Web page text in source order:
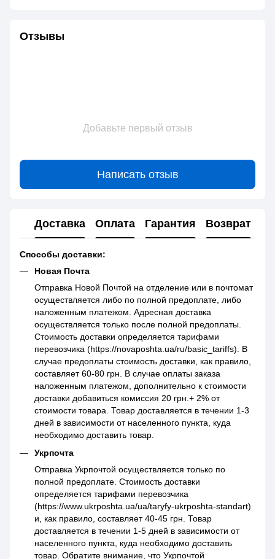
Отзывы
Добавьте первый отзыв
Написать отзыв
Доставка Оплата Гарантия Возврат
Способы доставки:
Новая Почта
Отправка Новой Почтой на отделение или в почтомат
осуществляется либо по полной предоплате, либо
наложенным платежом. Адресная доставка
осуществляется только после полной предоплаты.
Стоимость доставки определяется тарифами
перевозчика (https://novaposhta.ua/ru/basic_tariffs). В
случае предоплаты стоимость доставки, как правило,
составляет 60-80 грн. В случае оплаты заказа
наложенным платежом, дополнительно к стоимости
доставки добавиться комиссия 20 грн.+ 2% от
стоимости товара. Товар доставляется в течении 1-3
дней в зависимости от населенного пункта, куда
необходимо доставить товар.
Укрпочта
Отправка Укрпочтой осуществляется только по
полной предоплате. Стоимость доставки
определяется тарифами перевозчика
(https://www.ukrposhta.ua/ua/taryfy-ukrposhta-standart)
и, как правило, составляет 40-45 грн. Товар
доставляется в течении 1-5 дней в зависимости от
населенного пункта, куда необходимо доставить
товар. Обратите внимание, что Укрпочтой